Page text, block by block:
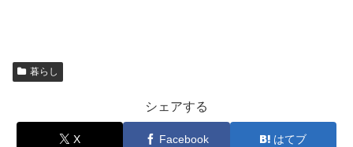
暮らし
シェアする
X Facebook はてブ